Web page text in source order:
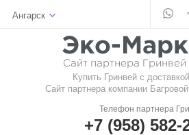
Для стекла
Для посуды
Для стирки
Чистящие средства
Кондиционер для волос
Натуральное мыло
Кондиционер для волос
Натуральное мыло
Природный сорбент
Восстанавливающий гель
Функциональные чаи
Ежедневные чаи
Функциональные напитки
Aquamagic
Aquamatic
Ангарск
Купить Гринвей c
Сайт партнера компании
Телефон партнера
+7 (958) 582-